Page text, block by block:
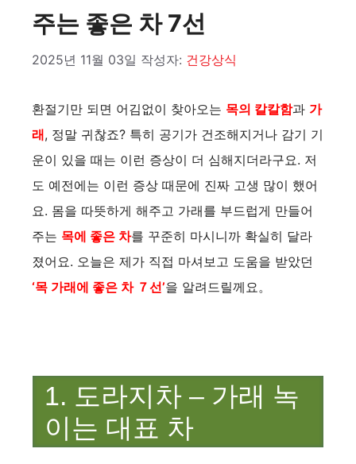
주는 좋은 차 7선
2025년 11월 03일 작성자: 건강상식
환절기만 되면 어김없이 찾아오는 목의 칼칼함과 가
래, 정말 귀찮죠? 특히 공기가 건조해지거나 감기 기
운이 있을 때는 이런 증상이 더 심해지더라구요. 저
도 예전에는 이런 증상 때문에 진짜 고생 많이 했어
요. 몸을 따뜻하게 해주고 가래를 부드럽게 만들어
주는 목에 좋은 차를 꾸준히 마시니까 확실히 달라
졌어요. 오늘은 제가 직접 마셔보고 도움을 받았던
‘목 가래에 좋은 차 ７선’을 알려드릴께요。
1. 도라지차 – 가래 녹
이는 대표 차